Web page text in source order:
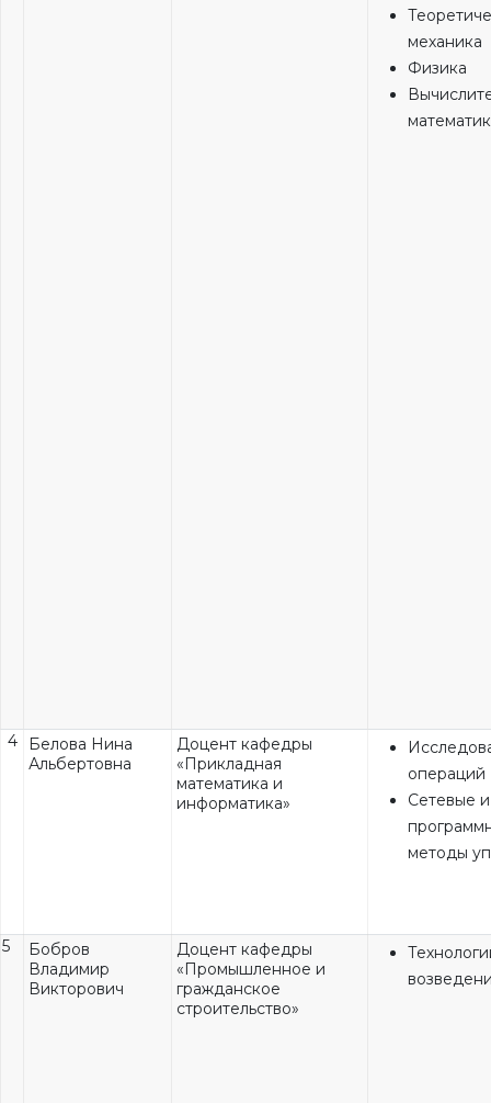
механика
Физика
4
Белова Нина
Альбертовна
Доцент кафедры
«Прикладная
математика и
информатика»
операций
Сетевые и
методы
5
Бобров
Владимир
Викторович
Доцент кафедры
«Промышленное и
гражданское
строительство»